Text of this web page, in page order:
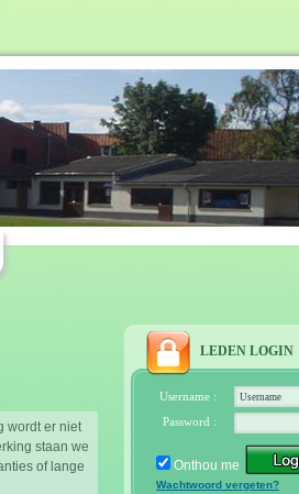
wordt er niet
staan we
of lange
LEDEN LOGIN
Username :
Password :
Onthou me
Wachtwoord vergeten?